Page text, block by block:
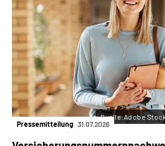
Pressemitteilung 31.07.2026
Quelle:Adobe